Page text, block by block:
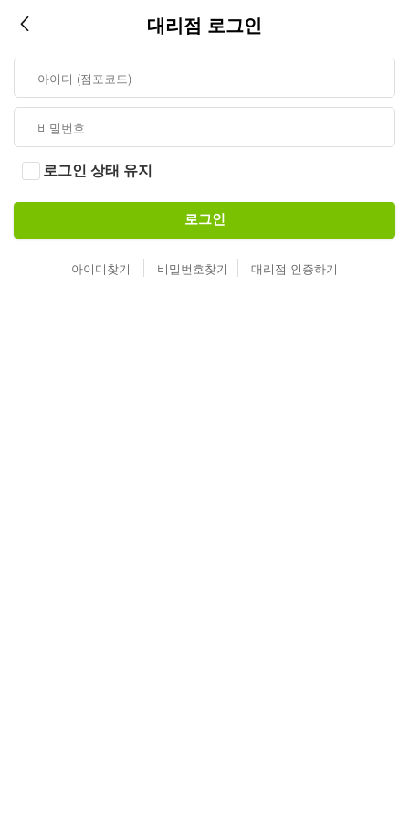
대리점 로그인
로그인 상태 유지
로그인
아이디찾기 비밀번호찾기 대리점 인증하기